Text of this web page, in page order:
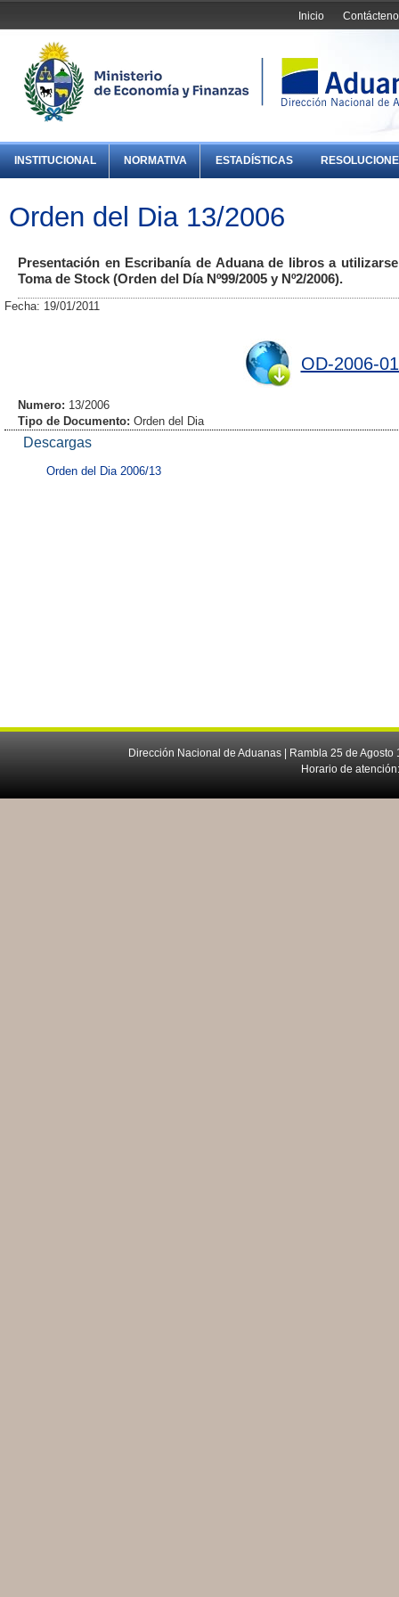
Inicio
INSTITUCIONAL NORMATIVA ESTADÍSTICAS
Orden del Dia 13/2006
Presentación en Escribanía de Aduana de libros a
Toma de Stock (Orden del Día Nº99/2005 y Nº2/2006).
Fecha: 19/01/2011
OD-2006-
Numero: 13/2006
Tipo de Documento: Orden del Dia
Descargas
Orden del Dia 2006/13
Dirección Nacional de Aduanas | Rambla 25 de
Horario de